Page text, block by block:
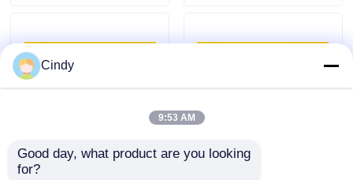
Fälle
Lithium-Thionylchlorid-Batterie
Lithium-Mangan-Dioxid-Batterie
18650 Lithium-
Cindy
9:53 AM
Good day, what product are you looking
for?